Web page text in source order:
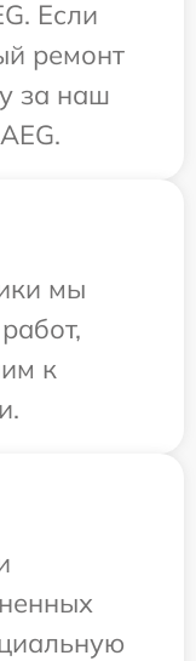
Если
ремонт
за наш
мы
к